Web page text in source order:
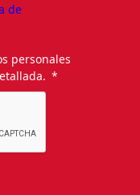
de
personales